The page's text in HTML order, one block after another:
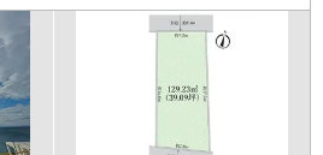
ンハウスだから出会える物件が多数ご
軽にご連絡・ご相談ください！※限定物
くは当社を含めた数社でのみご紹介可能
ディベロップメントの物件